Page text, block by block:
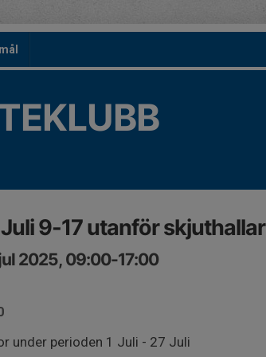
9-17 utanför skjuthallar
2025, 09:00-17:00
under perioden 1 Juli - 27 Juli